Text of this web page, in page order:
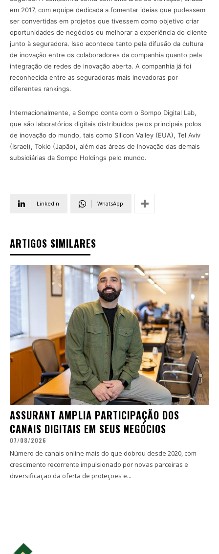
em 2017, com equipe dedicada a fomentar ideias que pudessem
ser convertidas em projetos que tivessem como objetivo criar
oportunidades de negócios ou melhorar a experiência do cliente
junto à seguradora. Isso acontece tanto pela difusão da cultura
de inovação entre os colaboradores da companhia quanto pela
integração de redes de inovação aberta. A companhia já foi
reconhecida entre as seguradoras mais inovadoras por
diferentes rankings.
Internacionalmente, a Sompo conta com o Sompo Digital Lab,
que são laboratórios digitais distribuídos pelos principais polos
de inovação do mundo, tais como Silicon Valley (EUA), Tel Aviv
(Israel), Tokio (Japão), além das áreas de Inovação das demais
subsidiárias da Sompo Holdings pelo mundo.
Linkedin WhatsApp
ARTIGOS SIMILARES
ASSURANT AMPLIA PARTICIPAÇÃO DOS
CANAIS DIGITAIS EM SEUS NEGÓCIOS
07/08/2026
Número de canais online mais do que dobrou desde 2020, com
crescimento recorrente impulsionado por novas parceiras e
diversificação da oferta de proteções e...